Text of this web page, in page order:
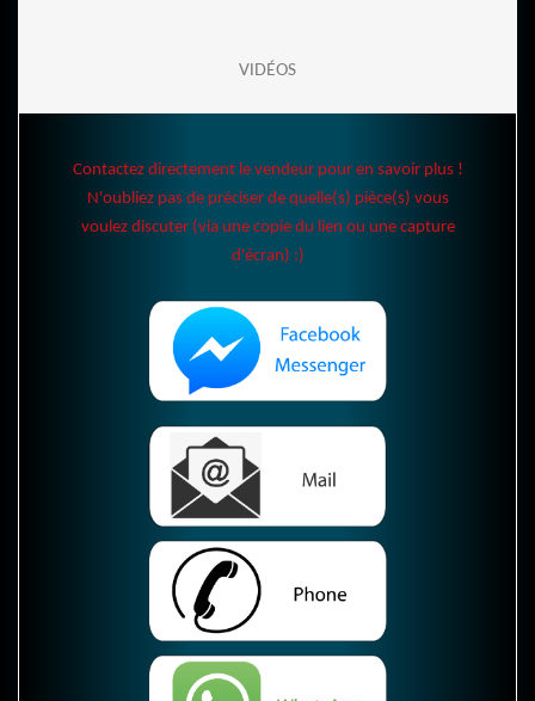
VIDÉOS
Contactez directement le vendeur pour en savoir plus !
N'oubliez pas de préciser de quelle(s) pièce(s) vous
voulez discuter (via une copie du lien ou une capture
d'écran) :)